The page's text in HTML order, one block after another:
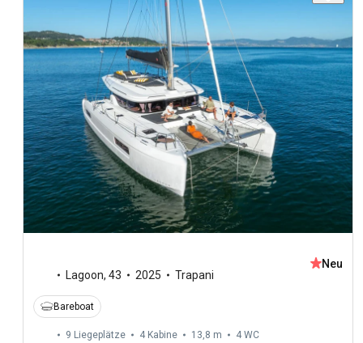
Lagoon, 43 2025 Trapani
Neu
Bareboat
9 Liegeplätze 4 Kabine 13,8 m 4 WC